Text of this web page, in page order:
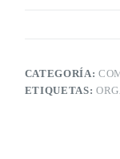
CATEGORÍA:
ETIQUETAS: